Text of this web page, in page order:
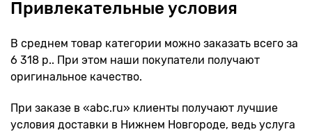
Привлекательные условия
В среднем товар категории можно заказать всего за
6 318 р.. При этом наши покупатели получают
оригинальное качество.
При заказе в «abc.ru» клиенты получают лучшие
условия доставки в Нижнем Новгороде, ведь услуга